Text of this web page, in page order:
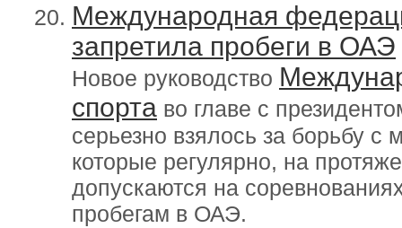
Международная
запретила пробеги в ОАЭ
Новое руководство
спорта во главе с
серьезно взялось за борьбу
которые регулярно, на
допускаются на
пробегам в ОАЭ.